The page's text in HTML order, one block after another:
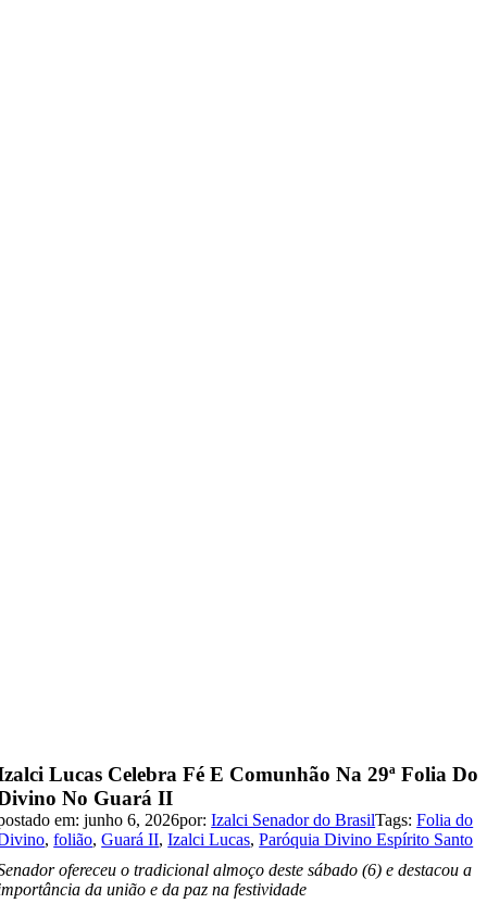
Lucas Celebra Fé E Comunhão Na 29ª Folia Do
No Guará II
em: junho 6, 2026por:Izalci Senador do BrasilTags:Folia do
,folião,Guará II,Izalci Lucas,Paróquia Divino Espírito Santo
ofereceu o tradicional almoço deste sábado (6) e destacou a
da união e da paz na festividade